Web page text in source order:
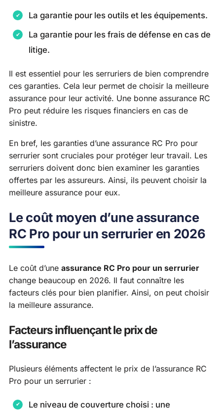
La garantie pour les outils et les équipements.
La garantie pour les frais de défense en cas de
litige.
Il est essentiel pour les serruriers de bien comprendre
ces garanties. Cela leur permet de choisir la meilleure
assurance pour leur activité. Une bonne assurance RC
Pro peut réduire les risques financiers en cas de
sinistre.
En bref, les garanties d’une assurance RC Pro pour
serrurier sont cruciales pour protéger leur travail. Les
serruriers doivent donc bien examiner les garanties
offertes par les assureurs. Ainsi, ils peuvent choisir la
meilleure assurance pour eux.
Le coût moyen d’une assurance
RC Pro pour un serrurier en 2026
Le coût d’une assurance RC Pro pour un serrurier
change beaucoup en 2026. Il faut connaître les
facteurs clés pour bien planifier. Ainsi, on peut choisir
la meilleure assurance.
Facteurs influençant le prix de
l’assurance
Plusieurs éléments affectent le prix de l’assurance RC
Pro pour un serrurier :
Le niveau de couverture choisi : une